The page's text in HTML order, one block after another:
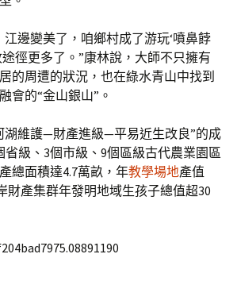
江邊變美了，咱鄉村成了游玩‘噴鼻餑
徑更多了。”康林說，大師不只擁有
的周遭的狀況，也在綠水青山中找到
會的“金山銀山”。
湖維護—財產進級—平易近生改良”的成
省級、3個市級、9個區級古代農業園區
總面積達4.7萬畝，年教學場地產值
財產集群年發明地域生孩子總值超30